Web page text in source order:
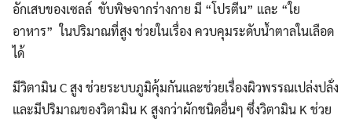
อักเสบของเซลล์ ขับพิษจากร่างกาย มี “โปรตีน” และ “ใย
อาหาร” ในปริมาณที่สูง ช่วยในเรื่อง ควบคุมระดับน้ำตาลในเลือด
ได้
มีวิตามิน C สูง ช่วยระบบภูมิคุ้มกันและช่วยเรื่องผิวพรรณเปล่งปลั่ง
และมีปริมาณของวิตามิน K สูงกว่าผักชนิดอื่นๆ ซึ่งวิตามิน K ช่วย